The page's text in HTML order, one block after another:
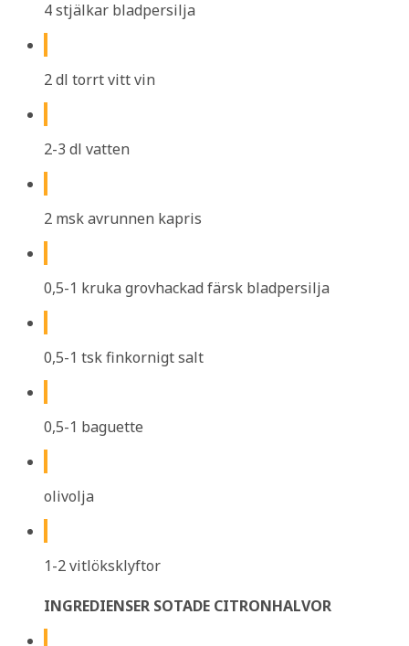
4 stjälkar bladpersilja
2 dl torrt vitt vin
2-3 dl vatten
2 msk avrunnen kapris
0,5-1 kruka grovhackad färsk bladpersilja
0,5-1 tsk finkornigt salt
0,5-1 baguette
olivolja
1-2 vitlöksklyftor
INGREDIENSER SOTADE CITRONHALVOR